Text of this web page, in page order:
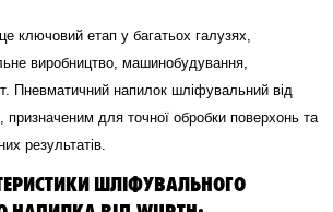
ключовий етап у багатьох галузях,
виробництво, машинобудування,
Пневматичний напилок шліфувальний від
призначеним для точної обробки поверхонь та
результатів.
ШЛІФУВАЛЬНОГО